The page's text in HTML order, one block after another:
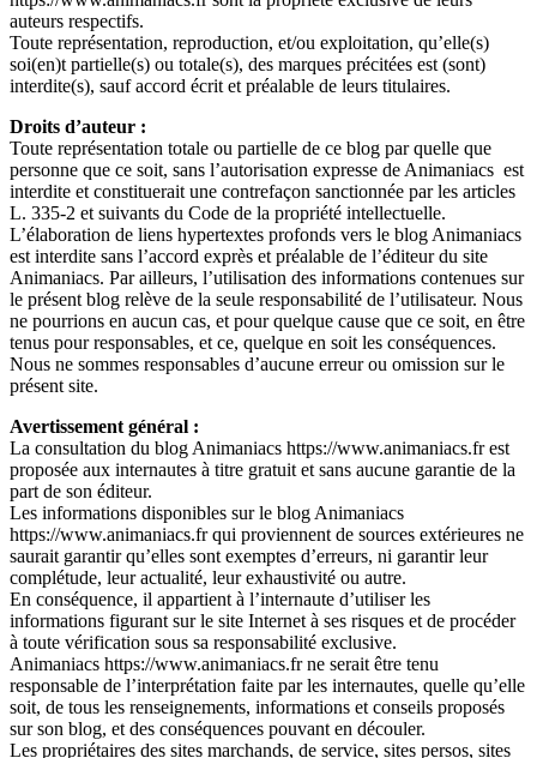
auteurs respectifs.
Toute représentation, reproduction, et/ou exploitation, qu’elle(s)
soi(en)t partielle(s) ou totale(s), des marques précitées est (sont)
interdite(s), sauf accord écrit et préalable de leurs titulaires.
Droits d’auteur :
Toute représentation totale ou partielle de ce blog par quelle que
personne que ce soit, sans l’autorisation expresse de Animaniacs est
interdite et constituerait une contrefaçon sanctionnée par les articles
L. 335-2 et suivants du Code de la propriété intellectuelle.
L’élaboration de liens hypertextes profonds vers le blog Animaniacs
est interdite sans l’accord exprès et préalable de l’éditeur du site
Animaniacs. Par ailleurs, l’utilisation des informations contenues sur
le présent blog relève de la seule responsabilité de l’utilisateur. Nous
ne pourrions en aucun cas, et pour quelque cause que ce soit, en être
tenus pour responsables, et ce, quelque en soit les conséquences.
Nous ne sommes responsables d’aucune erreur ou omission sur le
présent site.
Avertissement général :
La consultation du blog Animaniacs https://www.animaniacs.fr est
proposée aux internautes à titre gratuit et sans aucune garantie de la
part de son éditeur.
Les informations disponibles sur le blog Animaniacs
https://www.animaniacs.fr qui proviennent de sources extérieures ne
saurait garantir qu’elles sont exemptes d’erreurs, ni garantir leur
complétude, leur actualité, leur exhaustivité ou autre.
En conséquence, il appartient à l’internaute d’utiliser les
informations figurant sur le site Internet à ses risques et de procéder
à toute vérification sous sa responsabilité exclusive.
Animaniacs https://www.animaniacs.fr ne serait être tenu
responsable de l’interprétation faite par les internautes, quelle qu’elle
soit, de tous les renseignements, informations et conseils proposés
sur son blog, et des conséquences pouvant en découler.
Les propriétaires des sites marchands, de service, sites persos, sites